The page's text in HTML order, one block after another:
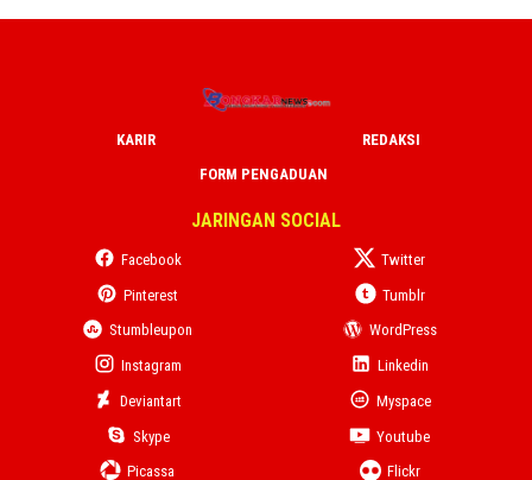
KARIR
REDAKSI
FORM PENGADUAN
JARINGAN SOCIAL
Facebook
Twitter
Pinterest
Tumblr
Stumbleupon
WordPress
Instagram
Linkedin
Deviantart
Myspace
Skype
Youtube
Picassa
Flickr